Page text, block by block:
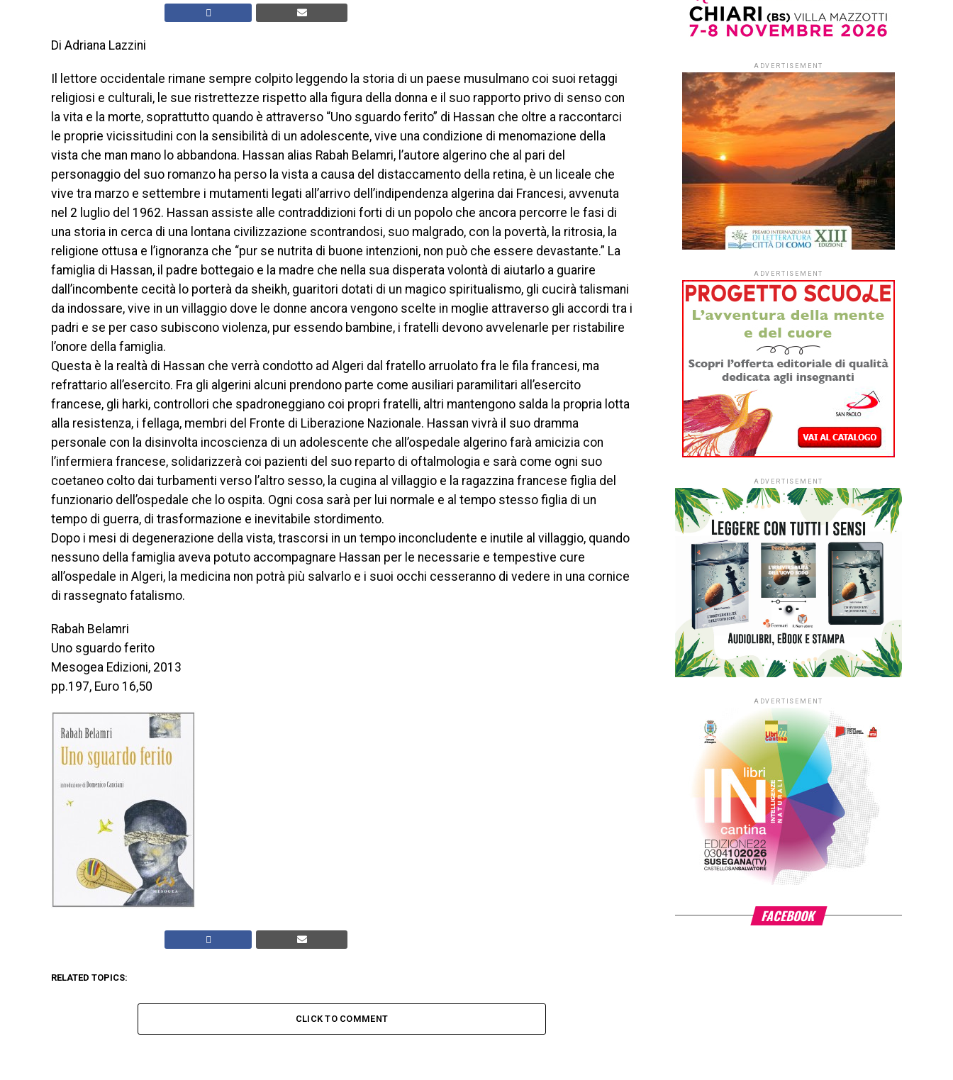
Di Adriana Lazzini
Il lettore occidentale rimane sempre colpito leggendo la storia di un paese musulmano coi suoi retaggi
religiosi e culturali, le sue ristrettezze rispetto alla figura della donna e il suo rapporto privo di senso con
la vita e la morte, soprattutto quando è attraverso “Uno sguardo ferito” di Hassan che oltre a raccontarci
le proprie vicissitudini con la sensibilità di un adolescente, vive una condizione di menomazione della
vista che man mano lo abbandona. Hassan alias Rabah Belamri, l’autore algerino che al pari del
personaggio del suo romanzo ha perso la vista a causa del distaccamento della retina, è un liceale che
vive tra marzo e settembre i mutamenti legati all’arrivo dell’indipendenza algerina dai Francesi, avvenuta
nel 2 luglio del 1962. Hassan assiste alle contraddizioni forti di un popolo che ancora percorre le fasi di
una storia in cerca di una lontana civilizzazione scontrandosi, suo malgrado, con la povertà, la ritrosia, la
religione ottusa e l’ignoranza che “pur se nutrita di buone intenzioni, non può che essere devastante.” La
famiglia di Hassan, il padre bottegaio e la madre che nella sua disperata volontà di aiutarlo a guarire
dall’incombente cecità lo porterà da sheikh, guaritori dotati di un magico spiritualismo, gli cucirà talismani
da indossare, vive in un villaggio dove le donne ancora vengono scelte in moglie attraverso gli accordi tra i
padri e se per caso subiscono violenza, pur essendo bambine, i fratelli devono avvelenarle per ristabilire
l’onore della famiglia.
Questa è la realtà di Hassan che verrà condotto ad Algeri dal fratello arruolato fra le fila francesi, ma
refrattario all’esercito. Fra gli algerini alcuni prendono parte come ausiliari paramilitari all’esercito
francese, gli harki, controllori che spadroneggiano coi propri fratelli, altri mantengono salda la propria lotta
alla resistenza, i fellaga, membri del Fronte di Liberazione Nazionale. Hassan vivrà il suo dramma
personale con la disinvolta incoscienza di un adolescente che all’ospedale algerino farà amicizia con
l’infermiera francese, solidarizzerà coi pazienti del suo reparto di oftalmologia e sarà come ogni suo
coetaneo colto dai turbamenti verso l’altro sesso, la cugina al villaggio e la ragazzina francese figlia del
funzionario dell’ospedale che lo ospita. Ogni cosa sarà per lui normale e al tempo stesso figlia di un
tempo di guerra, di trasformazione e inevitabile stordimento.
Dopo i mesi di degenerazione della vista, trascorsi in un tempo inconcludente e inutile al villaggio, quando
nessuno della famiglia aveva potuto accompagnare Hassan per le necessarie e tempestive cure
all’ospedale in Algeri, la medicina non potrà più salvarlo e i suoi occhi cesseranno di vedere in una cornice
di rassegnato fatalismo.
Rabah Belamri
Uno sguardo ferito
Mesogea Edizioni, 2013
pp.197, Euro 16,50
RELATED TOPICS:
CLICK TO COMMENT
ADVERTISEMENT
ADVERTISEMENT
ADVERTISEMENT
ADVERTISEMENT
FACEBOOK